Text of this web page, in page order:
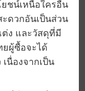
ยชน์เหนือใครอื่น
ดวกอันเป็นส่วน
ง และวัสดุที่มี
ยผู้ซื้อจะได้
นื่องจากเป็น